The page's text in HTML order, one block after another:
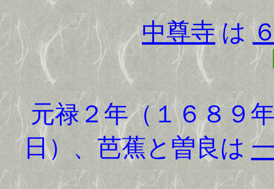
中尊寺は
元禄２年（１６８９年
日）、芭蕉と曽良は